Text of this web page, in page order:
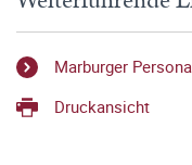
Marburger
Druckansicht